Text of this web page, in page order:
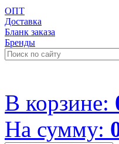
ОПТ
Доставка
Бланк заказа
Бренды
В корзине:
На сумму: